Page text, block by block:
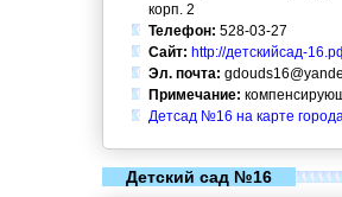
корп. 2
Телефон: 528-03-27
Сайт: http://детскийсад-
Эл. почта:
Примечание:
Детсад №16 на карте
Детский сад №16